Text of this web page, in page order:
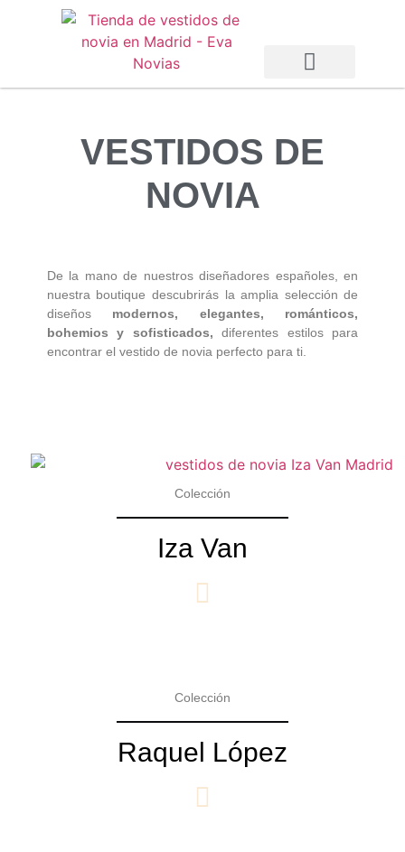
VESTIDOS DE
NOVIA
De la mano de nuestros diseñadores españoles, en
nuestra boutique descubrirás la amplia selección de
diseños modernos, elegantes, románticos,
bohemios y sofisticados, diferentes estilos para
encontrar el vestido de novia perfecto para ti.
Colección
Iza Van
Colección
Raquel López